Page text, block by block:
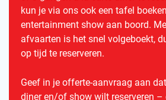
kun je via ons ook een tafel
entertainment show aan boord.
afvaarten is het snel volgeboekt,
op tijd te reserveren.
Geef in je offerte-aanvraag aan
diner en/of show wilt reserveren –